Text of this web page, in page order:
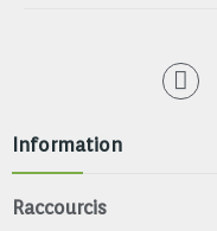
Information
Raccourcis